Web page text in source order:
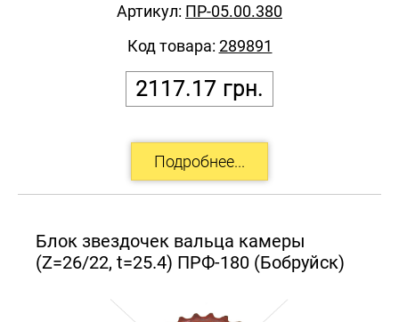
2117.17 грн.
Артикул: ПР-05.00.380
Код товара: 289891
Блок звездочек вальца камеры
(Z=26/22, t=25.4) ПРФ-180 (Бобруйск)